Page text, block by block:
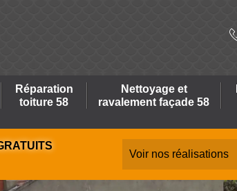
Réparation
toiture 58
Nettoyage et
ravalement façade 58
Voir nos réalisations